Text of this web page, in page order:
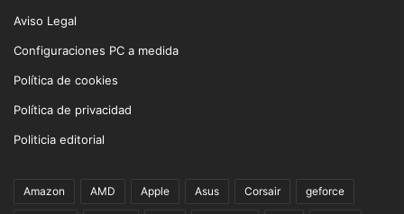
Aviso Legal
Configuraciones PC a medida
Política de cookies
Política de privacidad
Politicia editorial
Amazon AMD Apple Asus Corsair geforce